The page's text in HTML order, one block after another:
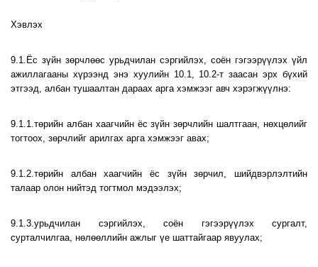
Хэвлэх
9.1.Ёс зүйн зөрчлөөс урьдчилан сэргийлэх, соён гэгээрүүлэх үйл
ажиллагааны хүрээнд энэ хуулийн 10.1, 10.2-т заасан эрх бүхий
этгээд, албан тушаалтан дараах арга хэмжээг авч хэрэгжүүлнэ:
9.1.1.төрийн албан хаагчийн ёс зүйн зөрчлийн шалтгаан, нөхцөлийг
тогтоох, зөрчлийг арилгах арга хэмжээг авах;
9.1.2.төрийн албан хаагчийн ёс зүйн зөрчил, шийдвэрлэлтийн
талаар олон нийтэд тогтмол мэдээлэх;
9.1.3.урьдчилан сэргийлэх, соён гэгээрүүлэх сургалт,
сурталчилгаа, нөлөөллийн ажлыг үе шаттайгаар явуулах;